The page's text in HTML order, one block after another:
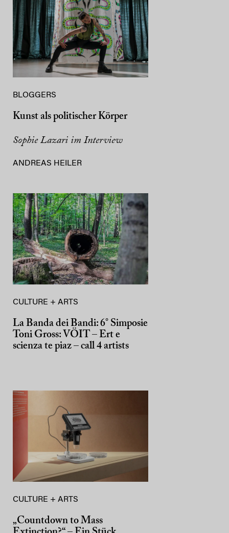
BLOGGERS
Kunst als politischer Körper
Sophie Lazari im Interview
ANDREAS HEILER
CULTURE + ARTS
La Banda dei Bandi: 6° Simposie
Toni Gross: VÖIT – Ert e
scienza te piaz – call 4 artists
CULTURE + ARTS
„Countdown to Mass